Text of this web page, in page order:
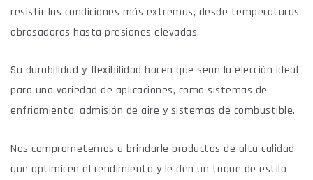
resistir las condiciones más extremas, desde temperaturas
abrasadoras hasta presiones elevadas.
Su durabilidad y flexibilidad hacen que sean la elección ideal
para una variedad de aplicaciones, como sistemas de
enfriamiento, admisión de aire y sistemas de combustible.
Nos comprometemos a brindarle productos de alta calidad
que optimicen el rendimiento y le den un toque de estilo